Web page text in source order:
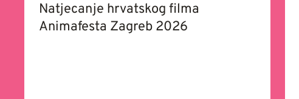
Natjecanje hrvatskog filma
Animafesta Zagreb 2026